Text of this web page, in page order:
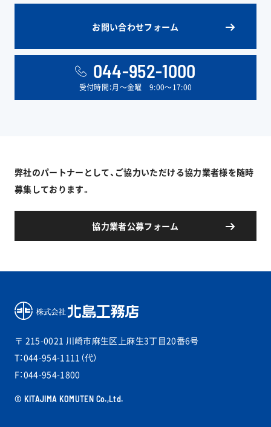
お問い合わせフォーム
044-952-1000
受付時間：月〜金曜 9:00〜17:00
弊社のパートナーとして、ご協力いただける協力業者様を随時
募集しております。
協力業者公募フォーム
〒 215-0021 川崎市麻生区上麻生3丁目20番6号
T：044-954-1111（代）
F：044-954-1800
© KITAJIMA KOMUTEN Co.,Ltd.